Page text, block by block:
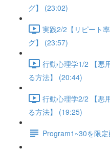
グ】 (23:02)
実践2/2【リピート
グ】 (23:57)
行動心理学1/2 【悪
る方法】 (20:44)
行動心理学2/2 【悪
る方法】 (19:25)
Program1~30を限